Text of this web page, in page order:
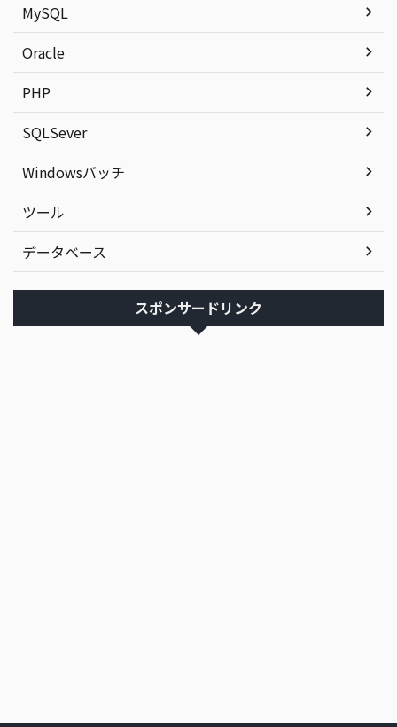
MySQL
Oracle
PHP
SQLSever
Windowsバッチ
ツール
データベース
スポンサードリンク